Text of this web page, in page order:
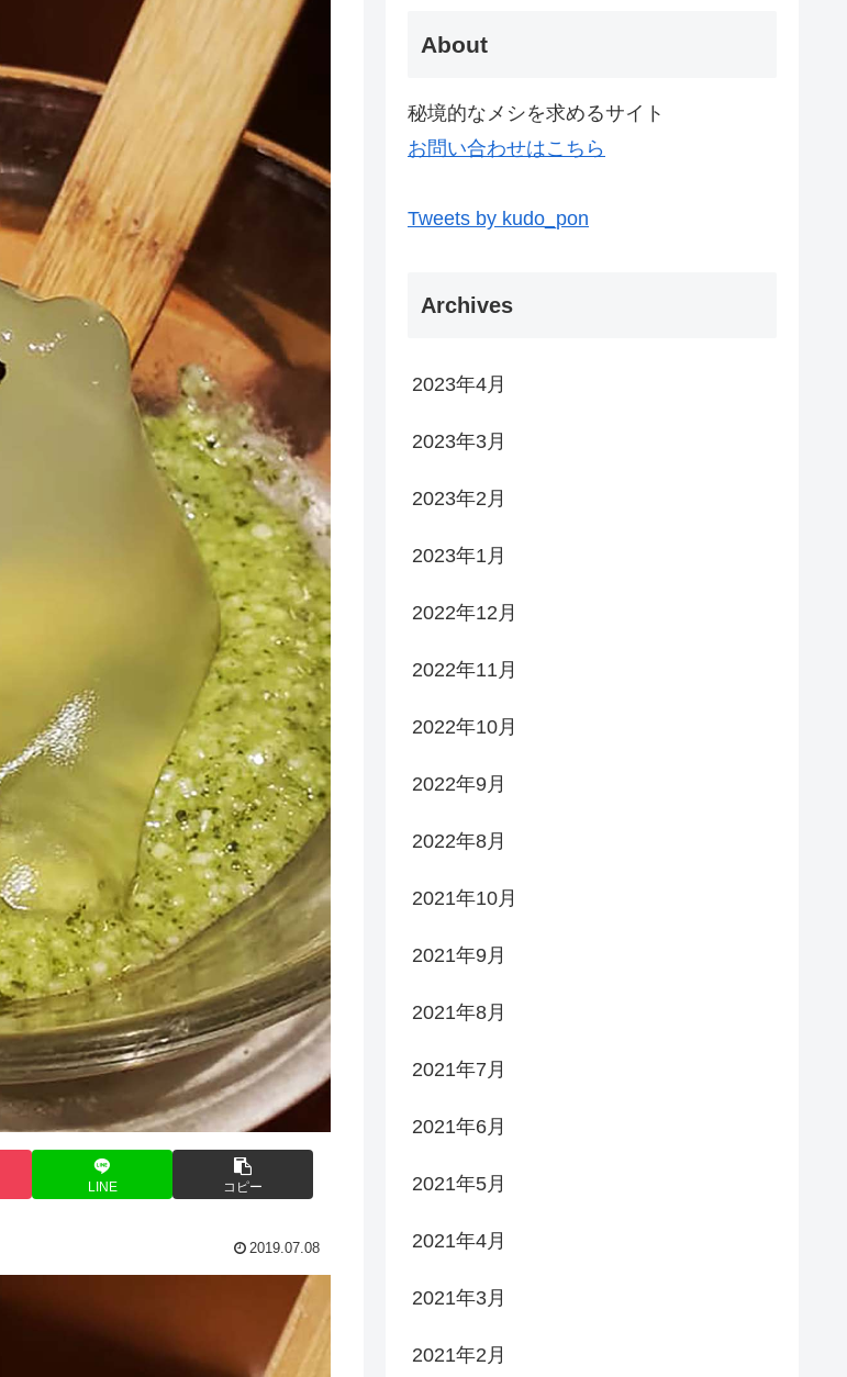
LINE コピー
2019.07.08
About
秘境的なメシを求めるサイト
お問い合わせはこちら
Tweets by kudo_pon
Archives
2023年4月
2023年3月
2023年2月
2023年1月
2022年12月
2022年11月
2022年10月
2022年9月
2022年8月
2021年10月
2021年9月
2021年8月
2021年7月
2021年6月
2021年5月
2021年4月
2021年3月
2021年2月